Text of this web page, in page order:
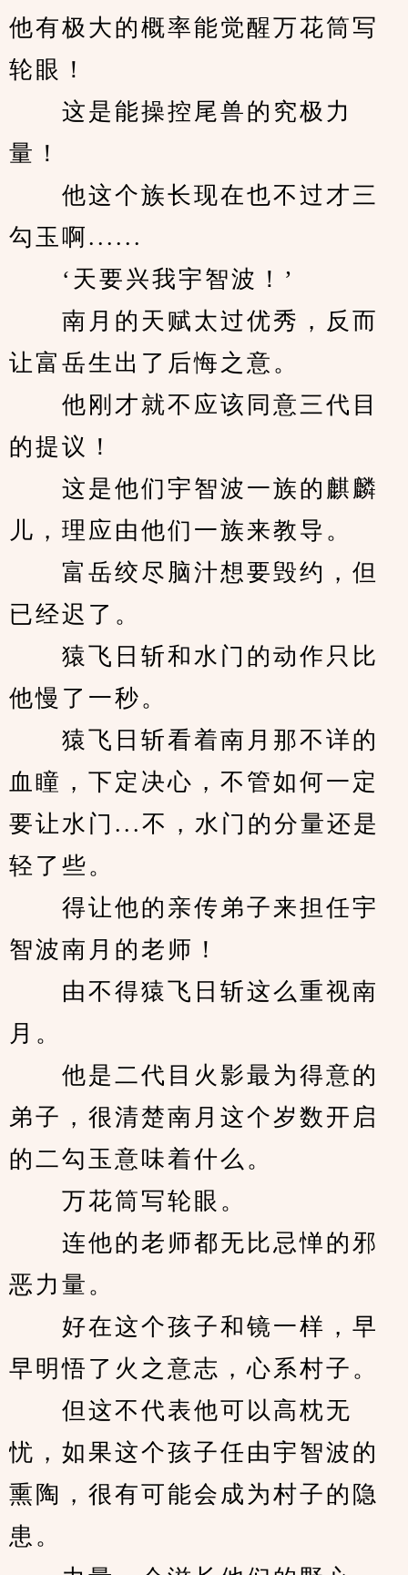
他有极大的概率能觉醒万花筒写
轮眼！
这是能操控尾兽的究极力
量！
他这个族长现在也不过才三
勾玉啊......
‘天要兴我宇智波！’
南月的天赋太过优秀，反而
让富岳生出了后悔之意。
他刚才就不应该同意三代目
的提议！
这是他们宇智波一族的麒麟
儿，理应由他们一族来教导。
富岳绞尽脑汁想要毁约，但
已经迟了。
猿飞日斩和水门的动作只比
他慢了一秒。
猿飞日斩看着南月那不详的
血瞳，下定决心，不管如何一定
要让水门...不，水门的分量还是
轻了些。
得让他的亲传弟子来担任宇
智波南月的老师！
由不得猿飞日斩这么重视南
月。
他是二代目火影最为得意的
弟子，很清楚南月这个岁数开启
的二勾玉意味着什么。
万花筒写轮眼。
连他的老师都无比忌惮的邪
恶力量。
好在这个孩子和镜一样，早
早明悟了火之意志，心系村子。
但这不代表他可以高枕无
忧，如果这个孩子任由宇智波的
熏陶，很有可能会成为村子的隐
患。